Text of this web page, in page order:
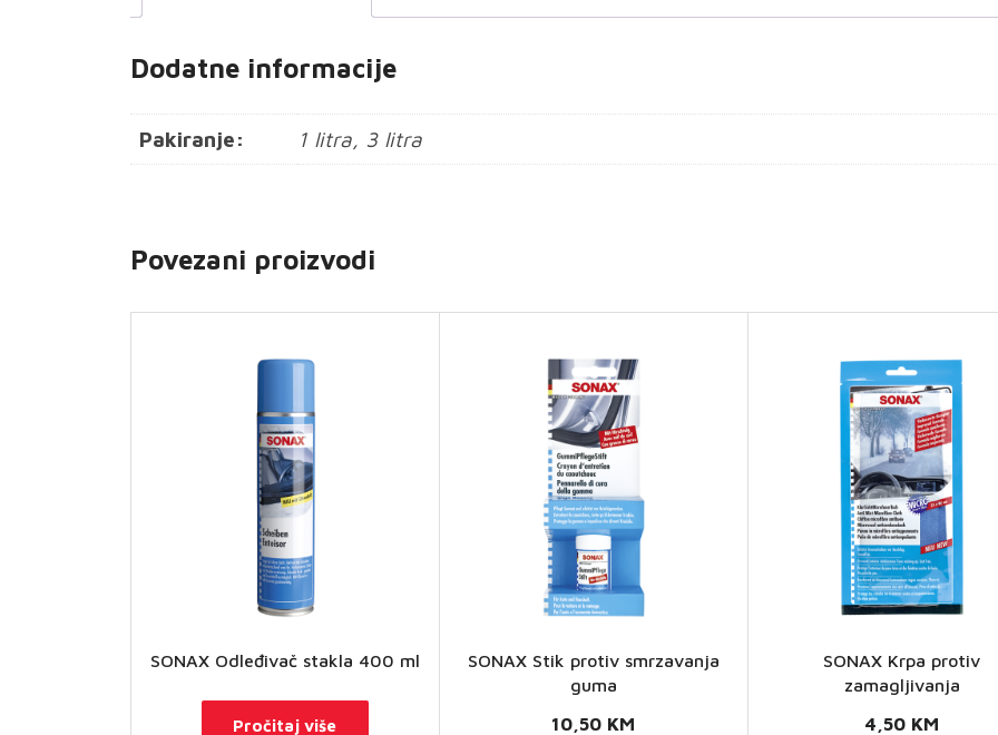
Dodatne informacije
Pakiranje: 1 litra, 3 litra
Povezani proizvodi
SONAX Odleđivač stakla 400 ml
Pročitaj više
SONAX Stik protiv smrzavanja
guma
10,50 KM
Stik protiv
SONAX Krpa protiv
zamagljivanja
4,50 KM